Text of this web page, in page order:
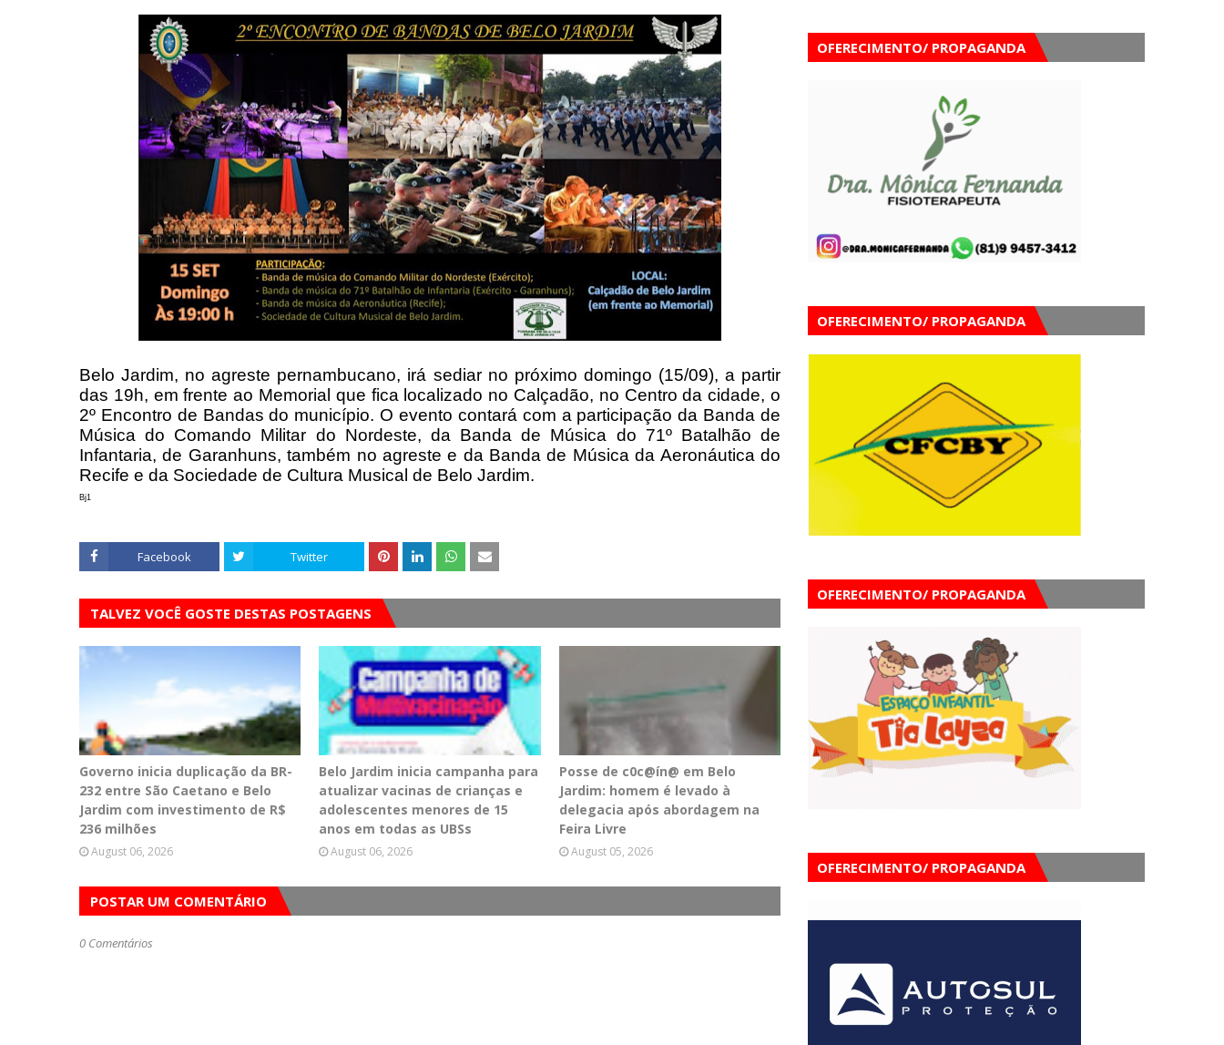
Belo Jardim, no agreste pernambucano, irá sediar no próximo domingo (15/09), a partir
das 19h, em frente ao Memorial que fica localizado no Calçadão, no Centro da cidade, o
2º Encontro de Bandas do município. O evento contará com a participação da Banda de
Música do Comando Militar do Nordeste, da Banda de Música do 71º Batalhão de
Infantaria, de Garanhuns, também no agreste e da Banda de Música da Aeronáutica do
Recife e da Sociedade de Cultura Musical de Belo Jardim.
Bj1
Facebook Twitter
TALVEZ VOCÊ GOSTE DESTAS POSTAGENS
Governo inicia duplicação da BR-
232 entre São Caetano e Belo
Jardim com investimento de R$
236 milhões
August 06, 2026
Belo Jardim inicia campanha para
atualizar vacinas de crianças e
adolescentes menores de 15
anos em todas as UBSs
August 06, 2026
Posse de c0c@ín@ em Belo
Jardim: homem é levado à
delegacia após abordagem na
Feira Livre
August 05, 2026
POSTAR UM COMENTÁRIO
0 Comentários
OFERECIMENTO/ PROPAGANDA
OFERECIMENTO/ PROPAGANDA
OFERECIMENTO/ PROPAGANDA
OFERECIMENTO/ PROPAGANDA